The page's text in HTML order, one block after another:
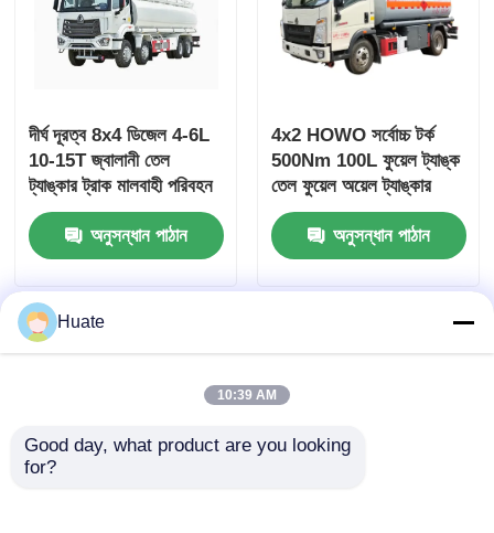
দীর্ঘ দূরত্ব 8x4 ডিজেল 4-6L
10-15T জ্বালানী তেল
ট্যাঙ্কার ট্রাক মালবাহী পরিবহন
যানবাহন
অনুসন্ধান পাঠান
4x2 HOWO সর্বোচ্চ টর্ক
500Nm 100L ফুয়েল ট্যাঙ্ক
তেল ফুয়েল অয়েল ট্যাঙ্কার
ট্রাক পরিবহন যান
অনুসন্ধান পাঠান
Huate
10:39 AM
Good day, what product are you looking
for?